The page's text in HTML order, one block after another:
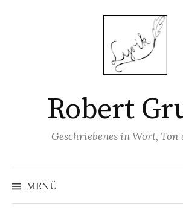
Robert
Geschriebenes in Wort, Ton
MENÜ